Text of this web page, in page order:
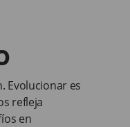
Evolucionar es
refleja
en